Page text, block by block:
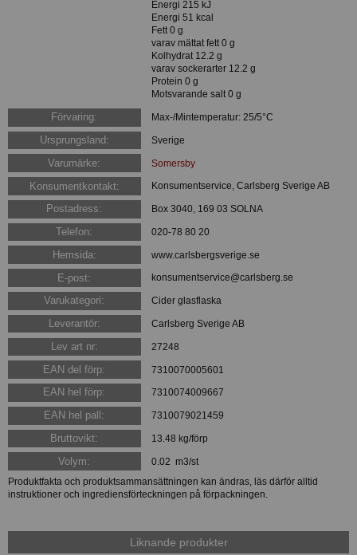
Energi 215 kJ
Energi 51 kcal
Fett 0 g
varav mättat fett 0 g
Kolhydrat 12.2 g
varav sockerarter 12.2 g
Protein 0 g
Motsvarande salt 0 g
Förvaring: Max-/Mintemperatur: 25/5°C
Ursprungsland: Sverige
Varumärke: Somersby
Konsumentkontakt: Konsumentservice, Carlsberg Sverige AB
Postadress: Box 3040, 169 03 SOLNA
Telefon: 020-78 80 20
Hemsida: www.carlsbergsverige.se
E-post: konsumentservice@carlsberg.se
Varukategori: Cider glasflaska
Leverantör: Carlsberg Sverige AB
Lev art nr: 27248
EAN del förp: 7310070005601
EAN hel förp: 7310074009667
EAN hel pall: 7310079021459
Bruttovikt: 13.48 kg/förp
Volym:
0.02 m3/st
Produktfakta och produktsammansättningen kan ändras, läs därför alltid
instruktioner och ingrediensförteckningen på förpackningen.
Liknande produkter